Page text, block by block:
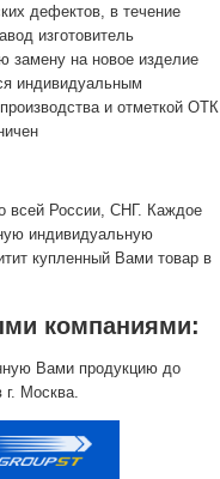
дефектов, в течение
изготовитель
замену на новое изделие
индивидуальным
и отметкой ОТК
всей России, СНГ. Каждое
индивидуальную
купленный Вами товар в
компаниями:
Вами продукцию до
г. Москва.